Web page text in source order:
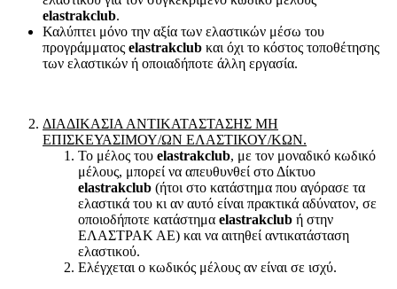
elastrakclub.
Καλύπτει μόνο την αξία των ελαστικών μέσω του
προγράμματος elastrakclub και όχι το κόστος τοποθέτησης
των ελαστικών ή οποιαδήποτε άλλη εργασία.
ΔΙΑΔΙΚΑΣΙΑ ΑΝΤΙΚΑΤΑΣΤΑΣΗΣ ΜΗ
ΕΠΙΣΚΕΥΑΣΙΜΟΥ/ΩΝ ΕΛΑΣΤΙΚΟΥ/ΚΩΝ.
Το μέλος του elastrakclub, με τον μοναδικό κωδικό
μέλους, μπορεί να απευθυνθεί στο Δίκτυο
elastrakclub (ήτοι στο κατάστημα που αγόρασε τα
ελαστικά του κι αν αυτό είναι πρακτικά αδύνατον, σε
οποιοδήποτε κατάστημα elastrakclub ή στην
ΕΛΑΣΤΡΑΚ ΑΕ) και να αιτηθεί αντικατάσταση
ελαστικού.
Ελέγχεται ο κωδικός μέλους αν είναι σε ισχύ.